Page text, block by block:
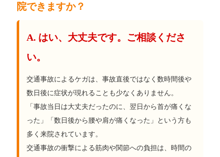
院できますか？
A. はい、大丈夫です。ご相談くださ
い。
交通事故によるケガは、事故直後ではなく数時間後や
数日後に症状が現れることも少なくありません。
「事故当日は大丈夫だったのに、翌日から首が痛くな
った」「数日後から腰や肩が痛くなった」という方も
多く来院されています。
交通事故の衝撃による筋肉や関節への負担は、時間の